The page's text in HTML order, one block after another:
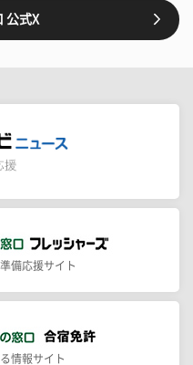
公式X
備応援サイト
情報サイト